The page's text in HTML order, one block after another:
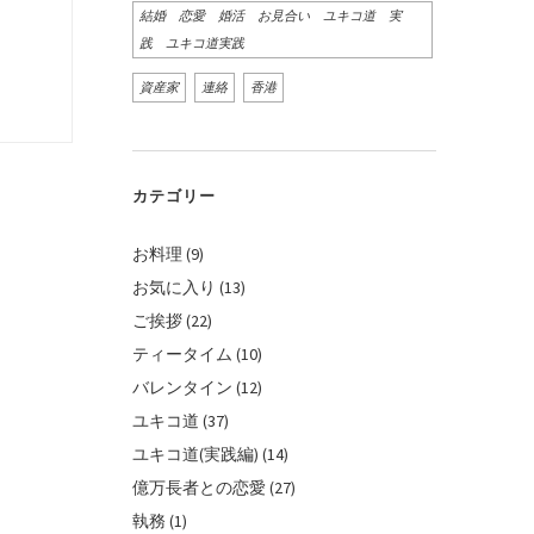
結婚 恋愛 婚活 お見合い ユキコ道 実
践 ユキコ道実践
資産家 連絡 香港
カテゴリー
お料理 (9)
お気に入り (13)
ご挨拶(22)
ティータイム (10)
バレンタイン (12)
ユキコ道 (37)
ユキコ道(実践編) (14)
億万長者との恋愛 (27)
執務 (1)